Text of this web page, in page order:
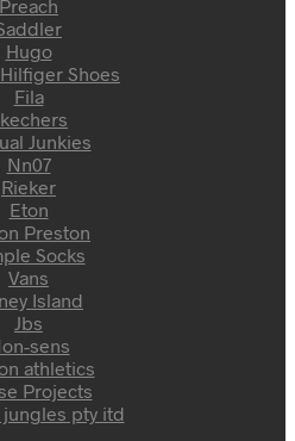
Preach
Hugo
Shoes
Fila
Junkies
Nn07
Rieker
Eton
Preston
Socks
Vans
Island
Jbs
sens
athletics
Projects
jungles pty itd